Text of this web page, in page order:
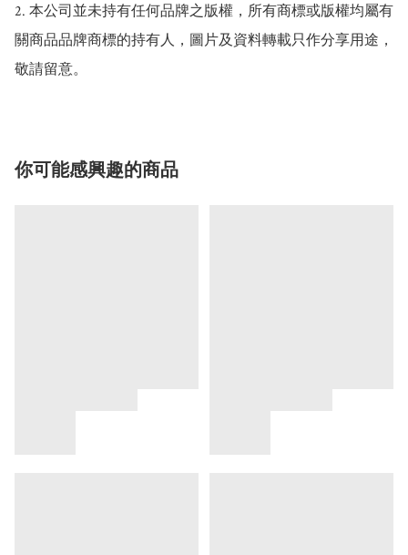
2. 本公司並未持有任何品牌之版權，所有商標或版權均屬有
關商品品牌商標的持有人，圖片及資料轉載只作分享用途，
敬請留意。
你可能感興趣的商品